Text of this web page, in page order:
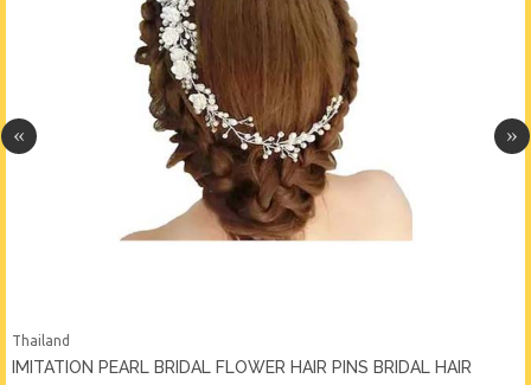
Thailand
IMITATION PEARL BRIDAL FLOWER HAIR PINS BRIDAL HAIR